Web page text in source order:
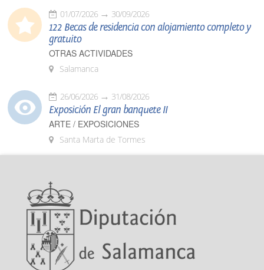
01/07/2026 30/09/2026
122 Becas de residencia con alojamiento completo y
gratuito
OTRAS ACTIVIDADES
Salamanca
26/06/2026 31/08/2026
Exposición El gran banquete II
ARTE / EXPOSICIONES
Santa Marta de Tormes